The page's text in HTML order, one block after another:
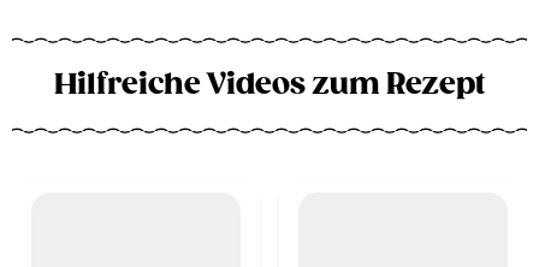
Hilfreiche Videos zum Rezept